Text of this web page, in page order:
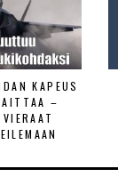
KAPEUS
–